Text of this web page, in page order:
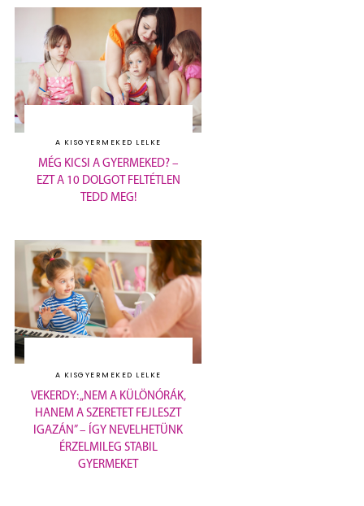
A KISGYERMEKED LELKE
MÉG KICSI A GYERMEKED? –
EZT A 10 DOLGOT FELTÉTLEN
TEDD MEG!
A KISGYERMEKED LELKE
VEKERDY: „NEM A KÜLÖNÓRÁK,
HANEM A SZERETET FEJLESZT
IGAZÁN” – ÍGY NEVELHETÜNK
ÉRZELMILEG STABIL
GYERMEKET